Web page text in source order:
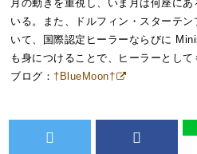
月の動きを重視し、いま月は何座に
いる。また、ドルフィン・スターテ
いて、国際認定ヒーラーならびに
も身につけることで、ヒーラーとして
ブログ：†BlueMoon†